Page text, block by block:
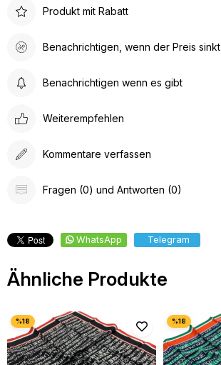
Produkt mit Rabatt
Benachrichtigen, wenn der Preis sinkt
Benachrichtigen wenn es gibt
Weiterempfehlen
Kommentare verfassen
Fragen (0) und Antworten (0)
WhatsApp Telegram
Ähnliche Produkte